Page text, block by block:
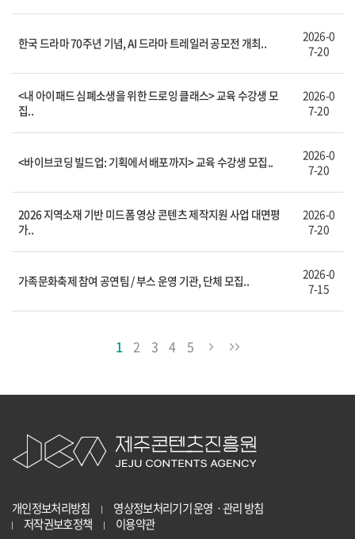
한국 드라마 70주년 기념, AI 드라마 트레일러 공모전 개최..
2026-0
7-20
<내 아이패드 심폐소생을 위한 드로잉 클래스> 교육 수강생 모
집..
2026-0
7-20
<바이브코딩 빌드업: 기획에서 배포까지> 교육 수강생 모집..
2026-0
7-20
2026 지역소재 기반 미드폼 영상 콘텐츠 제작지원 사업 대면평
가..
2026-0
7-20
가족문화축제 참여 공연팀 / 부스 운영 기관, 단체 모집..
2026-0
7-15
1 2 3 4 5
개인정보처리방침
영상정보처리기기 운영ㆍ관리 방침
저작권보호정책
이용약관